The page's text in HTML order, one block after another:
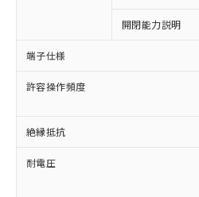
開閉能力説明
端子仕様
許容操作頻度
絶縁抵抗
耐電圧
以下の条件をお読みい
本サービスは、当
商品の当社在庫状
(税抜)を提供させ
当社制御機器事業
本サービスの対象
ことをご了承くだ
在庫状況および標
対応予定なし：EU
定はありません。
調査・確認中：EU
非含有の対応状況を調査
非該当品：ライセンス
害物質有無と関係のない
仕入先様の事情により
いたものが、含有品と判
むを得ず変更することが
※1 中国RoHS○×表
「○」：最大均質材料含
基準値以下であることを
「×」：最大均質材料含
基準値を超えていること
「－」：未確認です。
当社は、これら貴
為替および外国貿